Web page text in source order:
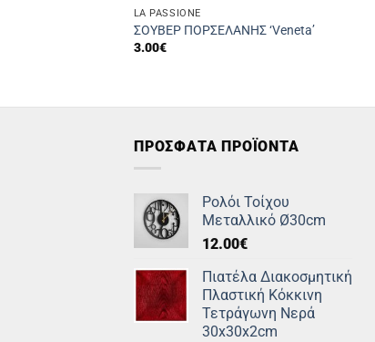
LA PASSIONE
ΣΟΥΒΕΡ ΠΟΡΣΕΛΑΝΗΣ ‘Veneta’
3.00€
ΠΡΟΣΦΑΤΑ ΠΡΟΪΟΝΤΑ
Ρολόι Τοίχου
Μεταλλικό Ø30cm
12.00€
Πιατέλα Διακοσμητική
Πλαστική Κόκκινη
Τετράγωνη Νερά
30x30x2cm